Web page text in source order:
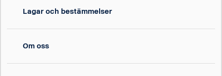
Lagar och bestämmelser
Om oss